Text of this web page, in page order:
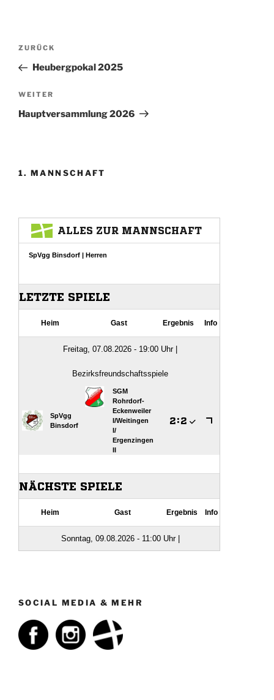
Beitragsnavigation
Vorheriger
Beitrag
ZURÜCK
Heubergpokal 2025
Nächster
Beitrag
WEITER
Hauptversammlung 2026
1. MANNSCHAFT
SOCIAL MEDIA & MEHR